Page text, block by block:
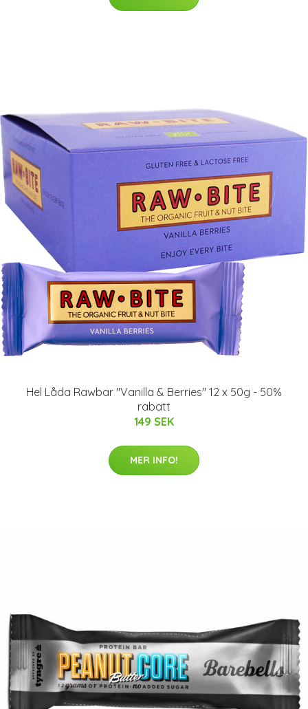
Hel Låda Rawbar "Vanilla & Berries" 12 x 50g - 50%
rabatt
149 SEK
MER INFO!